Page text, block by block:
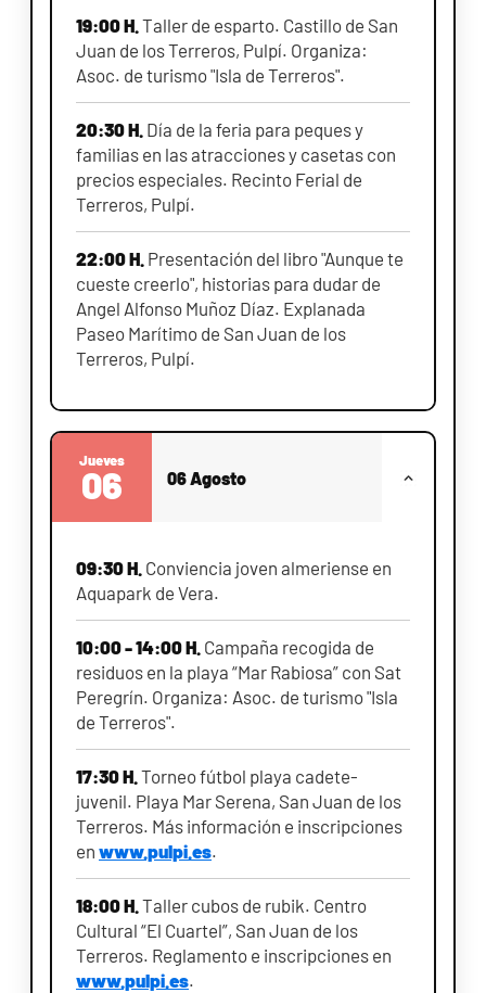
19:00 H.Taller de esparto. Castillo de San
Juan de los Terreros, Pulpí. Organiza:
Asoc. de turismo "Isla de Terreros".
20:30 H. Día de la feria para peques y
familias en las atracciones y casetas con
precios especiales. Recinto Ferial de
Terreros, Pulpí.
22:00 H. Presentación del libro "Aunque te
cueste creerlo", historias para dudar de
Angel Alfonso Muñoz Díaz. Explanada
Paseo Marítimo de San Juan de los
Terreros, Pulpí.
Jueves
06 06 Agosto
09:30 H. Conviencia joven almeriense en
Aquapark de Vera.
10:00 - 14:00 H. Campaña recogida de
residuos en la playa “Mar Rabiosa” con Sat
Peregrín. Organiza: Asoc. de turismo "Isla
de Terreros".
17:30 H.Torneo fútbol playa cadete-
juvenil. Playa Mar Serena, San Juan de los
Terreros. Más información e inscripciones
en www.pulpi.es.
18:00 H.Taller cubos de rubik. Centro
Cultural “El Cuartel”, San Juan de los
Terreros. Reglamento e inscripciones en
www.pulpi.es.